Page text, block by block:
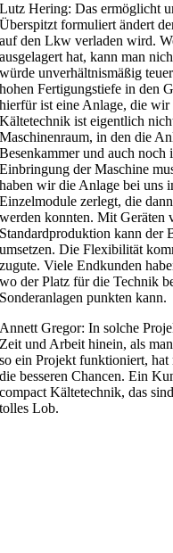
Lutz Hering: Das ermöglicht
Überspitzt formuliert ändert
auf den Lkw verladen wird.
ausgelagert hat, kann man
würde unverhältnismäßig
hohen Fertigungstiefe in den
hierfür ist eine Anlage, die
Kältetechnik ist eigentlich
Maschinenraum, in den die
Besenkammer und auch noch
Einbringung der Maschine
haben wir die Anlage bei uns
Einzelmodule zerlegt, die
werden konnten. Mit Geräten
Standardproduktion kann der
umsetzen. Die Flexibilität
zugute. Viele Endkunden
wo der Platz für die Technik
Sonderanlagen punkten kann.
Annett Gregor: In solche
Zeit und Arbeit hinein, als
so ein Projekt funktioniert,
die besseren Chancen. Ein
compact Kältetechnik, das
tolles Lob.